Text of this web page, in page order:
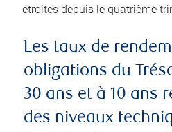
étroites depuis le quatrième
Les taux de
obligations du
30 ans et à 10 ans
des niveaux